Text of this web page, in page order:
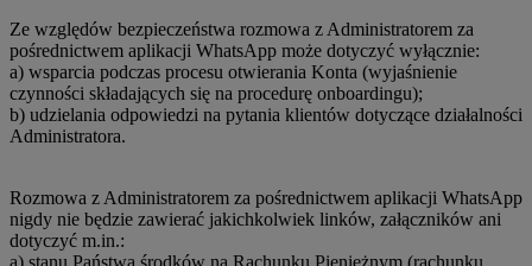
Ze względów bezpieczeństwa rozmowa z Administratorem za
pośrednictwem aplikacji WhatsApp może dotyczyć wyłącznie:
a) wsparcia podczas procesu otwierania Konta (wyjaśnienie
czynności składających się na procedurę onboardingu);
b) udzielania odpowiedzi na pytania klientów dotyczące działalności
Administratora.
Rozmowa z Administratorem za pośrednictwem aplikacji WhatsApp
nigdy nie będzie zawierać jakichkolwiek linków, załączników ani
dotyczyć m.in.:
a) stanu Państwa środków na Rachunku Pieniężnym (rachunku